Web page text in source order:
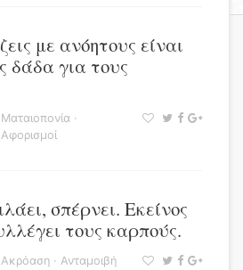
με ανόητους είναι
δάδα για τους
Ματαιοπονία ·
Αφορισμοί
σπέρνει. Εκείνος
τους καρπούς.
Ακρόαση · Ανταμοιβή